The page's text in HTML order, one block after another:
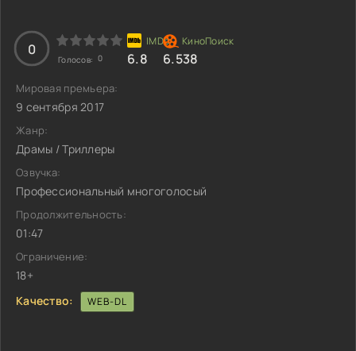
0
Голосов: 0 6.8 6.538
Мировая премьера:
9 сентября 2017
Жанр:
Драмы / Триллеры
Озвучка:
Профессиональный многоголосый
Продолжительность:
01:47
Ограничение:
18+
Качество:
WEB-DL